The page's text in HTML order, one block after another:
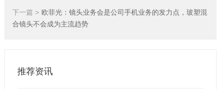
下一篇 > 欧菲光：镜头业务会是公司手机业务的发力点，玻塑混
合镜头不会成为主流趋势
推荐资讯